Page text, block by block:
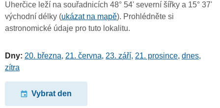
Uherčice leží na souřadnicích 48° 54' severní šířky a 15° 37'
východní délky (ukázat na mapě). Prohlédněte si
astronomické údaje pro tuto lokalitu.
Dny: 20. března, 21. června, 23. září, 21. prosince, dnes,
zítra
Vybrat den